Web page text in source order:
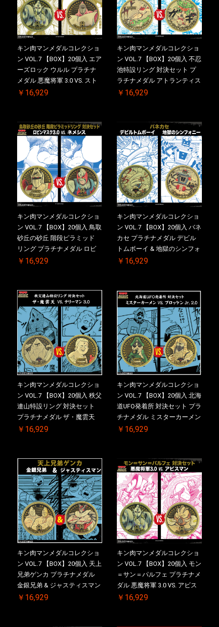
キン肉マンメダルコレクショ
ン VOL.7 【BOX】20個入 エア
ーズロック ウルル プラチナ
メダル 悪魔将軍 3.0 VS. スト
ロング・ザ・武道【初回購入
2026/10/30 一斉出荷予定
￥16,929
キン肉マンメダルコレクショ
ン VOL.7 【BOX】20個入 不忍
池特設リング 対決セット プ
ラチナメダル アトランティス
ドライバー VS.ネックカット
メダル(非売品)付
￥16,929
キン肉マンメダルコレクショ
ン VOL.7 【BOX】20個入 鳥取
砂丘の砂丘 階段ピラミッド
リング プラチナメダル ロビ
ンマスク VS.ネメシス 【初回
2026/10/30 一斉出荷予定
￥16,929
キン肉マンメダルコレクショ
ン VOL.7 【BOX】20個入 バネ
カセ プラチナメダル デビル
トムボーイ & 地獄のシンフォ
ニー ケース付き【初回購入特
一斉出荷予定
￥16,929
キン肉マンメダルコレクショ
ン VOL.7 【BOX】20個入 秩父
連山特設リング 対決セット
プラチナメダル ザ・魔雲天
VS. テリーマン 3.0 ケース付
注分】2026/10/30 一斉出荷予
￥16,929
キン肉マンメダルコレクショ
ン VOL.7 【BOX】20個入 北海
道UFO発着所 対決セット プラ
チナメダル ミスターカーメン
VS. ブロッケン Jr. 2.0 ケース
【二次受注分】2026/10/30 一
斉出荷予定
￥16,929
キン肉マンメダルコレクショ
ン VOL.7 【BOX】20個入 天上
兄弟ゲンカ プラチナメダル
金銀兄弟 & ジャスティスマン
2.0 ケース付き【初回購入特
￥16,929
キン肉マンメダルコレクショ
ン VOL.7 【BOX】20個入 モン
＝サン＝パルフェ プラチナメ
ダル 悪魔将軍 3.0 VS. アビス
マン【初回購入特典 】
￥16,929